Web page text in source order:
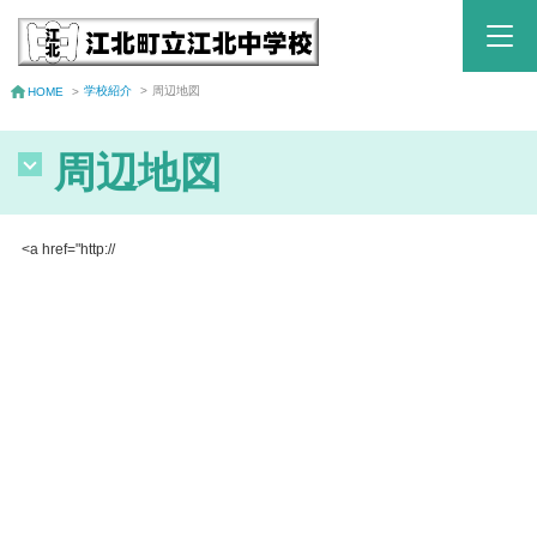
HOME > 学校紹介 > 周辺地図
周辺地図
<a href="http://